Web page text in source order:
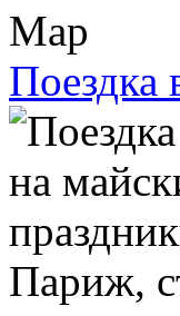
Мар
Поездка
Париж,